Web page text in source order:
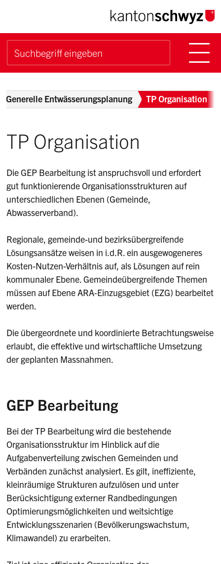
Navigieren im Kanton
Schnellnavigation
Suchbegriff
Breadcrumb
Generelle Entwässerungsplanung TP Organisation
TP Organisation
Die GEP Bearbeitung ist anspruchsvoll und erfordert
gut funktionierende Organisationsstrukturen auf
unterschiedlichen Ebenen (Gemeinde,
Abwasserverband).
Regionale, gemeinde-und bezirksübergreifende
Lösungsansätze weisen in i.d.R. ein ausgewogeneres
Kosten-Nutzen-Verhältnis auf, als Lösungen auf rein
kommunaler Ebene. Gemeindeübergreifende Themen
müssen auf Ebene ARA-Einzugsgebiet (EZG) bearbeitet
werden.
Die übergeordnete und koordinierte Betrachtungsweise
erlaubt, die effektive und wirtschaftliche Umsetzung
der geplanten Massnahmen.
GEP Bearbeitung
Bei der TP Bearbeitung wird die bestehende
Organisationsstruktur im Hinblick auf die
Aufgabenverteilung zwischen Gemeinden und
Verbänden zunächst analysiert. Es gilt, ineffiziente,
kleinräumige Strukturen aufzulösen und unter
Berücksichtigung externer Randbedingungen
Optimierungsmöglichkeiten und weitsichtige
Entwicklungsszenarien (Bevölkerungswachstum,
Klimawandel) zu erarbeiten.